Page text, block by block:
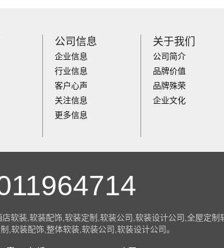
公司信息
企业信息
行业信息
客户心声
关注信息
更多信息
关于我们
公司简介
品牌价值
品牌殊荣
企业文化
软装,软装配饰,软装定制,软装公司,软装设计公司,全屋定制
,软装配饰,整体软装,软装公司,软装设计公司。